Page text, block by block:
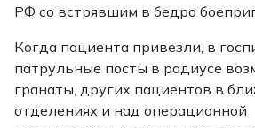
РФ со встрявшим в бедро
Когда пациента привезли, в
патрульные посты в радиусе
гранаты, других пациентов в
отделениях и над операционной